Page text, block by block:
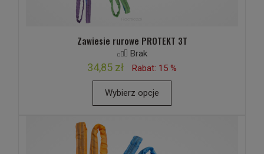
Zawiesie rurowe PROTEKT 3T
Brak
34,85 zł Rabat: 15 %
Wybierz opcje